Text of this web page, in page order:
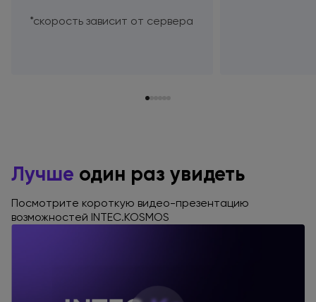
*скорость зависит от сервера
Лучше один раз увидеть
Посмотрите короткую видео-презентацию
возможностей INTEC.KOSMOS